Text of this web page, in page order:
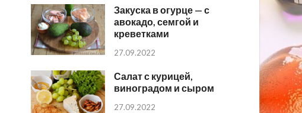
Закуска в огурце — с
авокадо, семгой и
креветками
27.09.2022
Салат с курицей,
виноградом и сыром
27.09.2022